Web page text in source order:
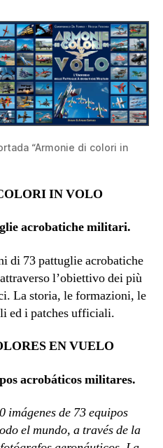
“Armonie di colori in
IN VOLO
acrobatiche militari.
di 73 pattuglie acrobatiche
l’obiettivo dei più
La storia, le formazioni, le
ed i patches ufficiali.
EN VUELO
acrobáticos militares.
imágenes de 73 equipos
el mundo, a través de la